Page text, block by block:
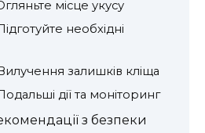
місце укусу
необхідні
залишків кліща
дії та моніторинг
з безпеки